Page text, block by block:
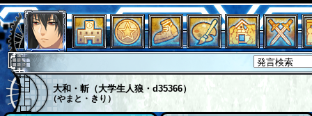
大和・斬（大学生人狼・d35366）
（やまと・きり）